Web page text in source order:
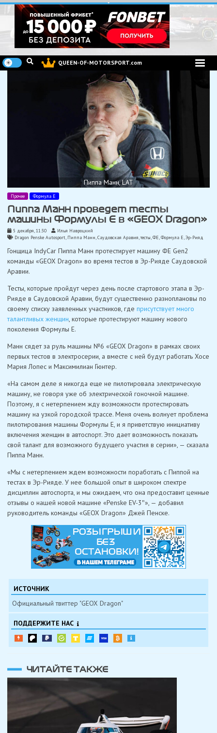
Перейти
к
содержимому
QUEEN-OF-MOTORSPORT.com
Пиппа Манн, LAT
Прочее Формула Е
Пиппа Манн проведет тесты
машины Формулы Е в «GEOX Dragon»
5 декабря, 11:30
Илья Навроцкий
Dragon Penske Autosport Пиппа Манн Саудовская Аравия ,тесты ФЕ Формула Е Эр-Рияд
Гонщица IndyCar Пиппа Манн протестирует машину ФЕ Gen2
команды «GEOX Dragon» во время тестов в Эр-Рияде Саудовской
Аравии.
Тесты, которые пройдут через день после стартового этапа в Эр-
Рияде в Саудовской Аравии, будут существенно разноплановы по
своему списку заявленных участников, где присутствует много
талантливых женщин , которые протестируют машину нового
поколения Формулы Е.
Манн сядет за руль машины №6 «GEOX Dragon» в рамках своих
первых тестов в электросерии, а вместе с ней будут работать Хосе
Мария Лопес и Максимилиан Гюнтер.
«На самом деле я никогда еще не пилотировала электрическую
машину, не говоря уже об электрической гоночной машине.
Поэтому, я с нетерпением жду возможности протестировать
машину на узкой городской трассе. Меня очень волнует проблема
пилотирования машины Формулы Е, и я приветствую инициативу
включения женщин в автоспорт. Это дает возможность показать
свой талант для возможного будущего участия в серии», — сказала
Пиппа Манн.
«Мы с нетерпением ждем возможности поработать с Пиппой на
тестах в Эр-Рияде. У нее большой опыт в широком спектре
дисциплин автоспорта, и мы ожидаем, что она предоставит ценные
отзывы о нашей новой машине «Penske EV-3″», — добавил
руководитель команды «GEOX Dragon» Джей Пенске.
ИСТОЧНИК
Официальный твиттер "GEOX Dragon"
ПОДДЕРЖИТЕ НАС
ЧИТАЙТЕ ТАКЖЕ